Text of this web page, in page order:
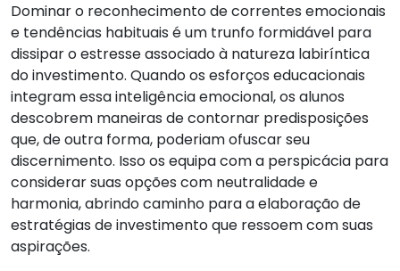
Dominar o reconhecimento de correntes emocionais
e tendências habituais é um trunfo formidável para
dissipar o estresse associado à natureza labiríntica
do investimento. Quando os esforços educacionais
integram essa inteligência emocional, os alunos
descobrem maneiras de contornar predisposições
que, de outra forma, poderiam ofuscar seu
discernimento. Isso os equipa com a perspicácia para
considerar suas opções com neutralidade e
harmonia, abrindo caminho para a elaboração de
estratégias de investimento que ressoem com suas
aspirações.